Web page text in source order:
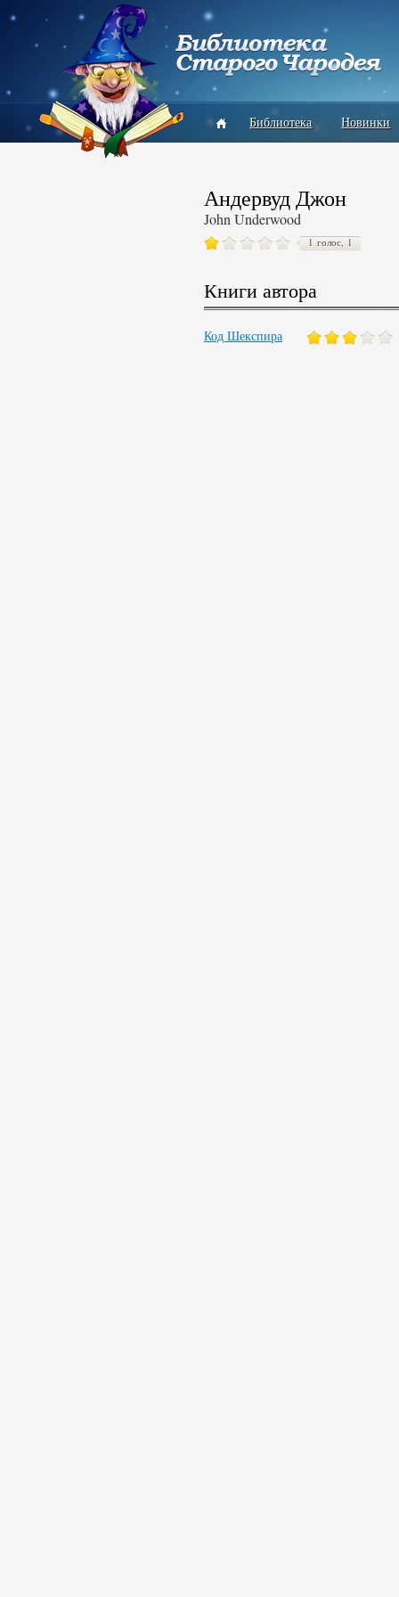
Библиотека Новинки
Андервуд Джон
John Underwood
1 голос, 1
Книги автора
Код Шекспира